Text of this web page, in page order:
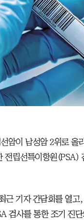
암이 남성암 2위로 올
전립선특이항원(PSA)
근 기자 간담회를 열
검사를 통한 조기 진단